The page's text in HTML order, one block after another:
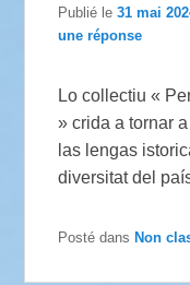
Publié le31 mai
une réponse
Lo collectiu «
» crida a tornar
las lengas
diversitat del
Posté dans Non